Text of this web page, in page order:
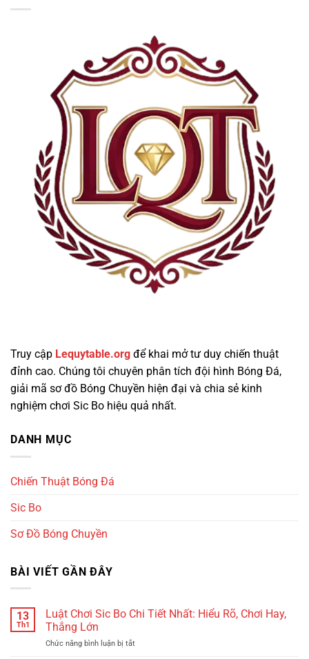
Truy cập Lequytable.org để khai mở tư duy chiến thuật
đỉnh cao. Chúng tôi chuyên phân tích đội hình Bóng Đá,
giải mã sơ đồ Bóng Chuyền hiện đại và chia sẻ kinh
nghiệm chơi Sic Bo hiệu quả nhất.
DANH MỤC
Chiến Thuật Bóng Đá
Sic Bo
Sơ Đồ Bóng Chuyền
BÀI VIẾT GẦN ĐÂY
13
Th1
Luật Chơi Sic Bo Chi Tiết Nhất: Hiểu Rõ, Chơi Hay,
Thắng Lớn
Chức năng bình luận bị tắt